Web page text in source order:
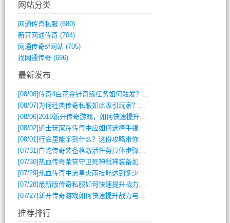
网站分类
网通传奇私服 (680)
新开网通传奇(704)
网通传奇sf网站(705)
找网通传奇(696)
最新发布
[08/08]传奇4白花金针奇缘任务如何触发？完整攻略解析
[08/07] 为何经典传奇私服如此吸引玩家？深度攻略解析
[08/06]2019新开传奇游戏，如何快速提升角色等级？
[08/02]道士玩家在传奇中应如何选择手镯装备？
[08/01]行会里能学到什么？这份攻略带你全掌握
[07/31] 白蛇传奇装备格激活任务具体步骤是什么？如何完成？
[07/30]热血传奇荣誉守卫死神弑神装备如何获取与佩戴攻略？
[07/29]热血传奇中流星火雨技能达到多少级可以开始练装备？
[07/28]最新版传奇私服如何快速提升战力与获取稀有装备？
[07/27]新开传奇游戏如何快速提升战力与获取稀有装备？
推荐排行